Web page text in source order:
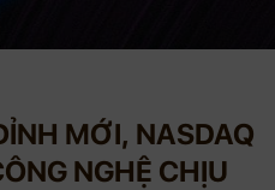
MỚI, NASDAQ
NGHỆ CHỊU